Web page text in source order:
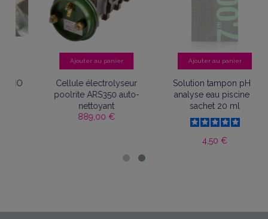
Ajouter au panier
Solution tampon pH 7
analyse eau piscine -
sachet 20 ml
Ajouter au panier
Skimmer Premium liner
gris anthracite 3119
159,00 €